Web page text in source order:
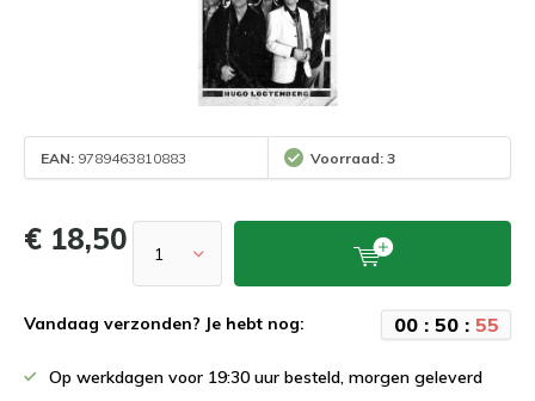
EAN: 9789463810883 Voorraad: 3
€ 18,50
Vandaag verzonden? Je hebt nog: 00: 50: 55
Op werkdagen voor 19:30 uur besteld, morgen geleverd